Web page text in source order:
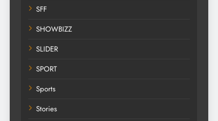
SFF
SHOWBIZZ
SLIDER
SPORT
Sports
Stories